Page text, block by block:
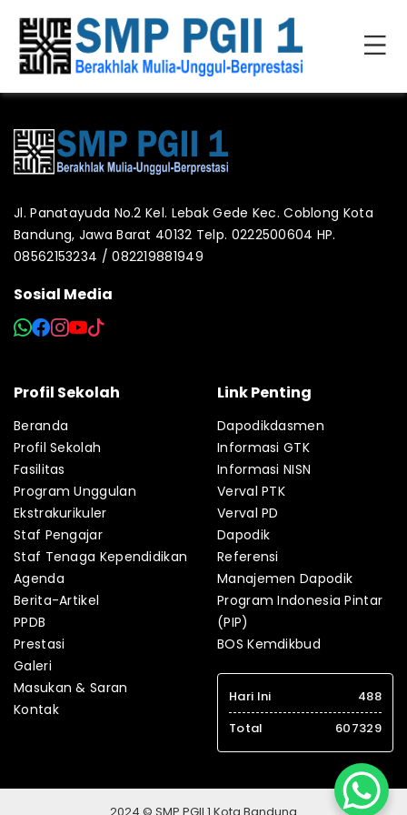
Jl. Panatayuda No.2 Kel. Lebak Gede Kec. Coblong Kota
Bandung, Jawa Barat 40132 Telp. 0222500604 HP.
08562153234 / 082219881949
Sosial Media
Profil Sekolah
Beranda
Profil Sekolah
Fasilitas
Program Unggulan
Ekstrakurikuler
Staf Pengajar
Staf Tenaga Kependidikan
Agenda
Berita-Artikel
PPDB
Prestasi
Galeri
Masukan & Saran
Kontak
Link Penting
Dapodikdasmen
Informasi GTK
Informasi NISN
Verval PTK
Verval PD
Dapodik
Referensi
Manajemen Dapodik
Program Indonesia Pintar
(PIP)
BOS Kemdikbud
Hari Ini
488
Total
607329